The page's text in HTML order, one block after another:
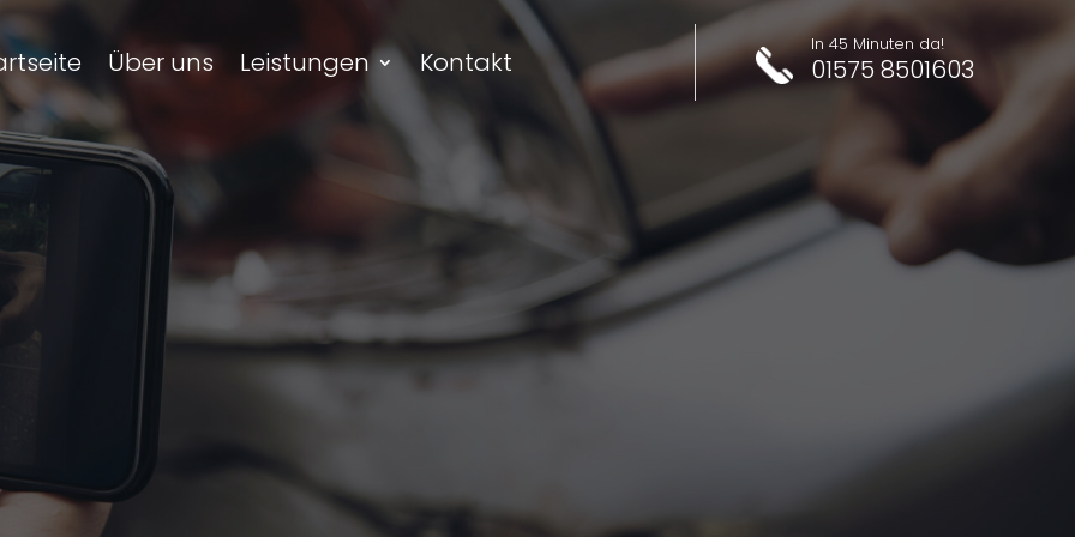
Über uns Leistungen Kontakt
In 45 Minuten da!
01575 8501603